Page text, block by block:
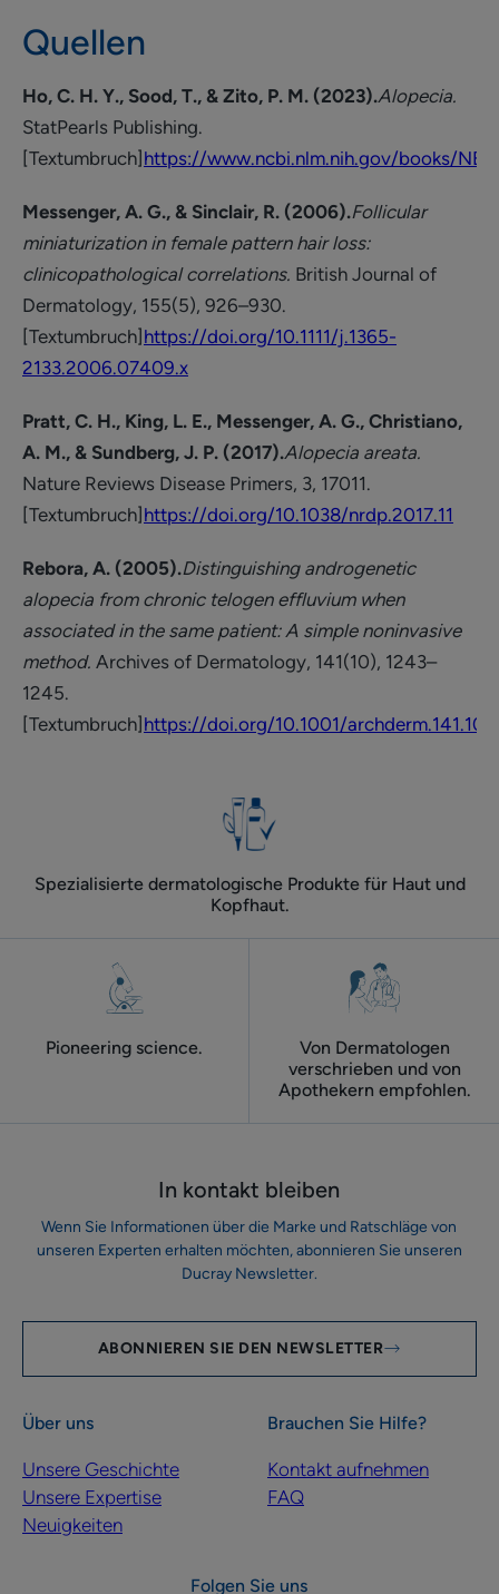
Quellen
Ho, C. H. Y., Sood, T., & Zito, P. M. (2023).Alopecia.
StatPearls Publishing.
[Textumbruch] https://www.ncbi.nlm.nih.gov/books/
Messenger, A. G., & Sinclair, R. (2006).Follicular
miniaturization in female pattern hair loss:
clinicopathological correlations. British Journal of
Dermatology, 155(5), 926–930.
[Textumbruch] https://doi.org/10.1111/j.1365-
2133.2006.07409.x
Pratt, C. H., King, L. E., Messenger, A. G., Christiano,
A. M., & Sundberg, J. P. (2017).Alopecia areata.
Nature Reviews Disease Primers, 3, 17011.
[Textumbruch] https://doi.org/10.1038/nrdp.2017.11
Rebora, A. (2005).Distinguishing androgenetic
alopecia from chronic telogen effluvium when
associated in the same patient: A simple noninvasive
method. Archives of Dermatology, 141(10), 1243–
1245.
[Textumbruch] https://doi.org/10.1001/
Spezialisierte dermatologische Produkte für Haut und
Kopfhaut.
Pioneering science.
Von Dermatologen
verschrieben und von
Apothekern empfohlen.
In kontakt bleiben
Wenn Sie Informationen über die Marke und Ratschläge von
unseren Experten erhalten möchten, abonnieren Sie unseren
Ducray Newsletter.
ABONNIEREN SIE DEN NEWSLETTER
Über uns
Unsere Geschichte
Unsere Expertise
Neuigkeiten
Brauchen Sie Hilfe?
Kontakt aufnehmen
FAQ
Folgen Sie uns